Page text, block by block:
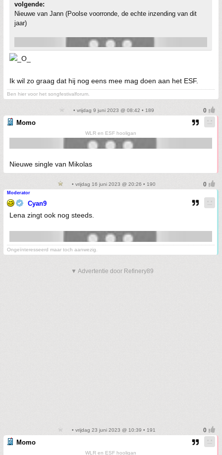
volgende:
Nieuwe van Jann (Poolse voorronde, de echte inzending van dit
jaar)
Ik wil zo graag dat hij nog eens mee mag doen aan het ESF.
Ben hier voor het songfestivalforum.
• vrijdag 9 juni 2023 @ 08:42 • 189
Momo
WLR en ESF hooligan
Nieuwe single van Mikolas
• vrijdag 16 juni 2023 @ 20:26 • 190
Moderator
Cyan9
Lena zingt ook nog steeds.
Ongeïnteresseerd maar toch aanwezig.
▼ Advertentie door Refinery89
• vrijdag 23 juni 2023 @ 10:39 • 191
Momo
WLR en ESF hooligan